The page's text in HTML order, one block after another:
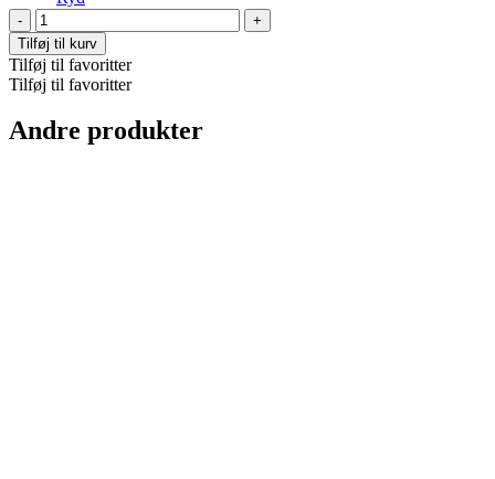
Gilly
Halskæde
antal
Tilføj til kurv
Tilføj til favoritter
Tilføj til favoritter
Andre produkter